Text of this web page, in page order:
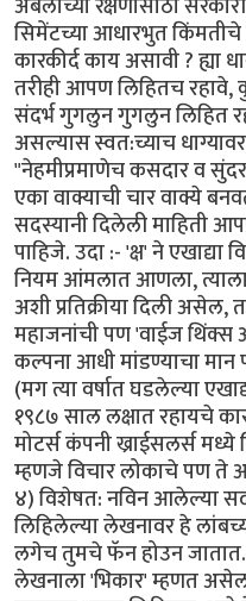
सिमेंटच्या आधारभुत
कारकीर्द काय असावी ? ह्या
तरीही आपण लिहितच रहावे,
संदर्भ गुगलुन गुगलुन लिहित
असल्यास स्वत:च्याच
"नेहमीप्रमाणेच कसदार व सुंदर
एका वाक्याची चार वाक्ये
सदस्यानी दिलेली माहिती
पाहिजे. उदा :- 'क्ष' ने एखाद्या
नियम आंमलात आणला,
अशी प्रतिक्रीया दिली
महाजनांची पण 'वाईज
कल्पना आधी मांडण्याचा मान
(मग त्या वर्षात घडलेल्या
१९८७ साल लक्षात रहायचे
मोटर्स कंपनी ख्राईसलर्स
म्हणजे विचार लोकाचे पण ते
४) विशेषत: नविन आलेल्या
लिहिलेल्या लेखनावर हे
लगेच तुमचे फॅन होउन जातात.
लेखनाला 'भिकार' म्हणत असेल